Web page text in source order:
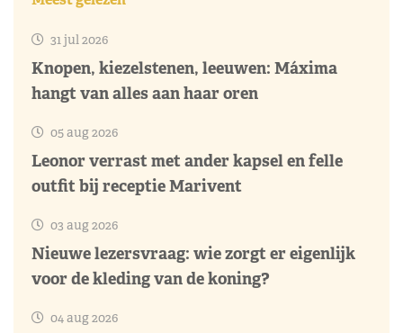
31 jul 2026
Knopen, kiezelstenen, leeuwen: Máxima
hangt van alles aan haar oren
05 aug 2026
Leonor verrast met ander kapsel en felle
outfit bij receptie Marivent
03 aug 2026
Nieuwe lezersvraag: wie zorgt er eigenlijk
voor de kleding van de koning?
04 aug 2026